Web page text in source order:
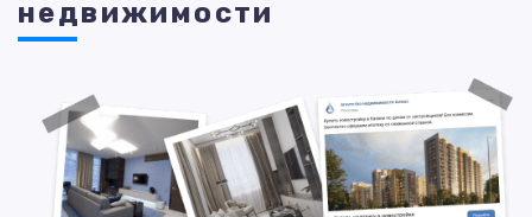
недвижимости